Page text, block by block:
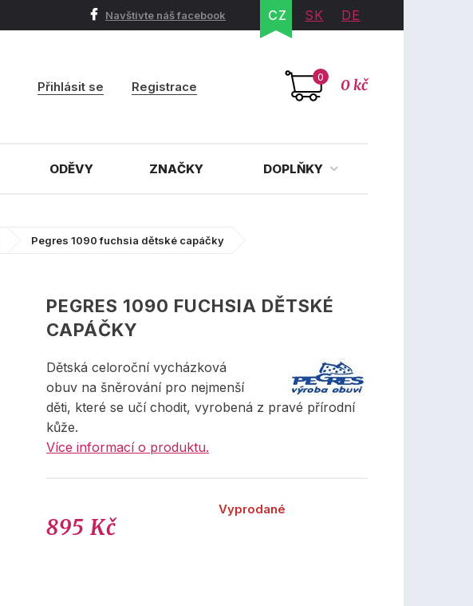
Navštivte náš facebook CZ SK DE
0 0 kč
Přihlásit se Registrace
ODĚVY ZNAČKY DOPLŇKY
Pegres 1090 fuchsia dětské capáčky
PEGRES 1090 FUCHSIA DĚTSKÉ
CAPÁČKY
Dětská celoroční vycházková
obuv na šněrování pro nejmenší
děti, které se učí chodit, vyrobená z pravé přírodní
kůže.
Více informací o produktu.
895 Kč
Vyprodané